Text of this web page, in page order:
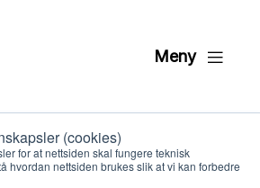
(cookies)
for at nettsiden skal fungere teknisk
hvordan nettsiden brukes slik at vi kan forbedre
Meny